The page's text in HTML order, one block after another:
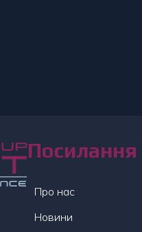
Посилання
Про нас
Новини